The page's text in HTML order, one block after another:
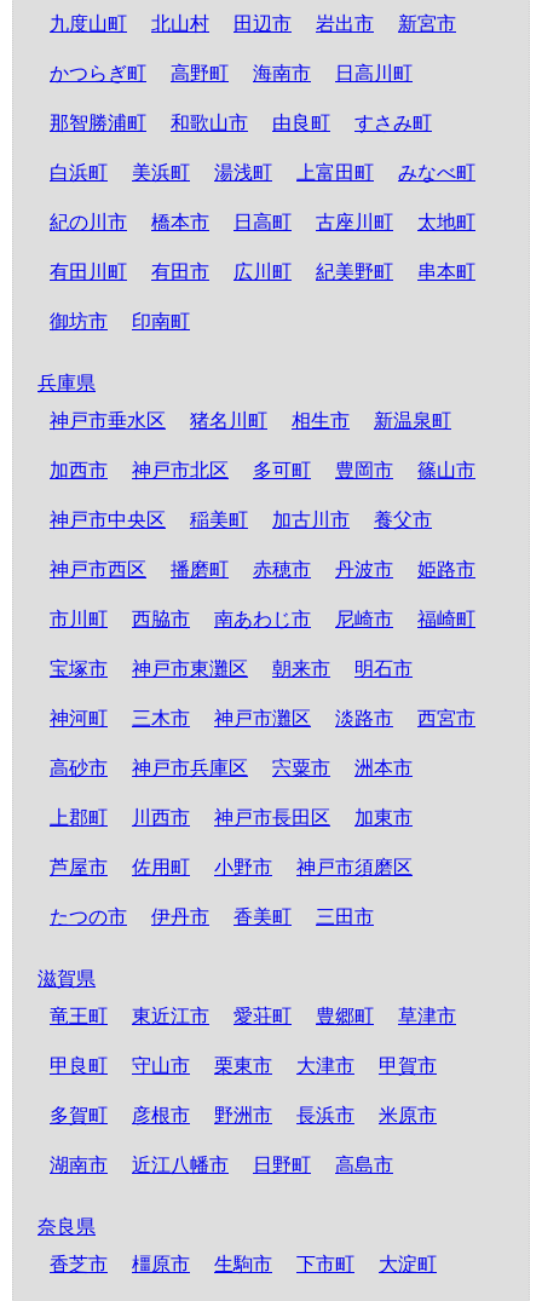
九度山町
北山村 田辺市 岩出市 新宮市
かつらぎ町 高野町 海南市 日高川町
那智勝浦町 和歌山市 由良町 すさみ町
白浜町 美浜町 湯浅町 上富田町 みなべ町
紀の川市 橋本市 日高町 古座川町 太地町
有田川町 有田市 広川町 紀美野町 串本町
御坊市 印南町
兵庫県
神戸市垂水区
猪名川町 相生市 新温泉町
加西市 神戸市北区 多可町 豊岡市 篠山市
神戸市中央区 稲美町 加古川市 養父市
神戸市西区 播磨町 赤穂市 丹波市 姫路市
市川町 西脇市 南あわじ市 尼崎市 福崎町
宝塚市 神戸市東灘区 朝来市 明石市
神河町 三木市 神戸市灘区 淡路市 西宮市
高砂市 神戸市兵庫区 宍粟市 洲本市
上郡町 川西市 神戸市長田区 加東市
芦屋市 佐用町 小野市 神戸市須磨区
たつの市 伊丹市 香美町 三田市
滋賀県
竜王町
東近江市 愛荘町 豊郷町 草津市
甲良町 守山市 栗東市 大津市 甲賀市
多賀町 彦根市 野洲市 長浜市 米原市
湖南市 近江八幡市 日野町 高島市
奈良県
香芝市
橿原市 生駒市 下市町 大淀町